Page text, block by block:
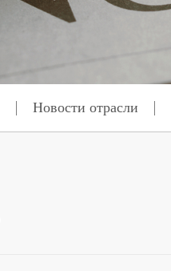
Новости отрасли